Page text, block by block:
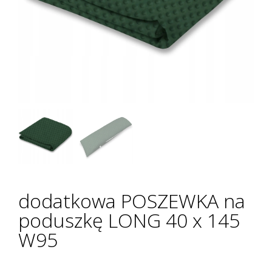
dodatkowa POSZEWKA na
poduszkę LONG 40 x 145
W95